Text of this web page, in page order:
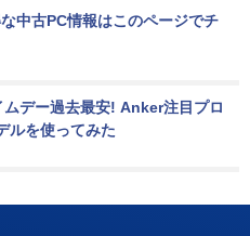
中古PC情報はこのページでチ
デー過去最安! Anker注目プロ
ルを使ってみた